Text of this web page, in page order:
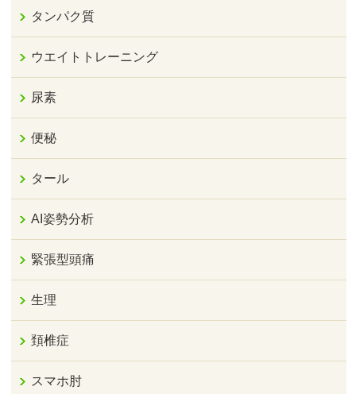
タンパク質
ウエイトトレーニング
尿素
便秘
タール
AI姿勢分析
緊張型頭痛
生理
頚椎症
スマホ肘